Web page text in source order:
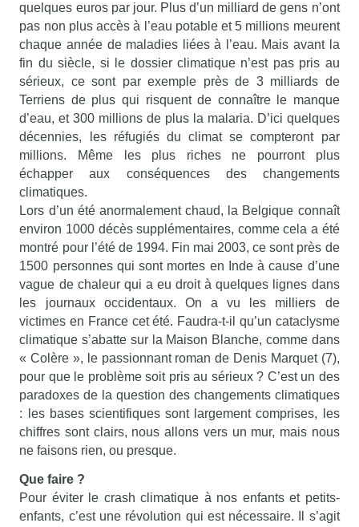
quelques euros par jour. Plus d’un milliard de gens n’ont
pas non plus accès à l’eau potable et 5 millions meurent
chaque année de maladies liées à l’eau. Mais avant la
fin du siècle, si le dossier climatique n’est pas pris au
sérieux, ce sont par exemple près de 3 milliards de
Terriens de plus qui risquent de connaître le manque
d’eau, et 300 millions de plus la malaria. D’ici quelques
décennies, les réfugiés du climat se compteront par
millions. Même les plus riches ne pourront plus
échapper aux conséquences des changements
climatiques.
Lors d’un été anormalement chaud, la Belgique connaît
environ 1000 décès supplémentaires, comme cela a été
montré pour l’été de 1994. Fin mai 2003, ce sont près de
1500 personnes qui sont mortes en Inde à cause d’une
vague de chaleur qui a eu droit à quelques lignes dans
les journaux occidentaux. On a vu les milliers de
victimes en France cet été. Faudra-t-il qu’un cataclysme
climatique s’abatte sur la Maison Blanche, comme dans
« Colère », le passionnant roman de Denis Marquet (7),
pour que le problème soit pris au sérieux ? C’est un des
paradoxes de la question des changements climatiques
: les bases scientifiques sont largement comprises, les
chiffres sont clairs, nous allons vers un mur, mais nous
ne faisons rien, ou presque.
Que faire ?
Pour éviter le crash climatique à nos enfants et petits-
enfants, c’est une révolution qui est nécessaire. Il s’agit